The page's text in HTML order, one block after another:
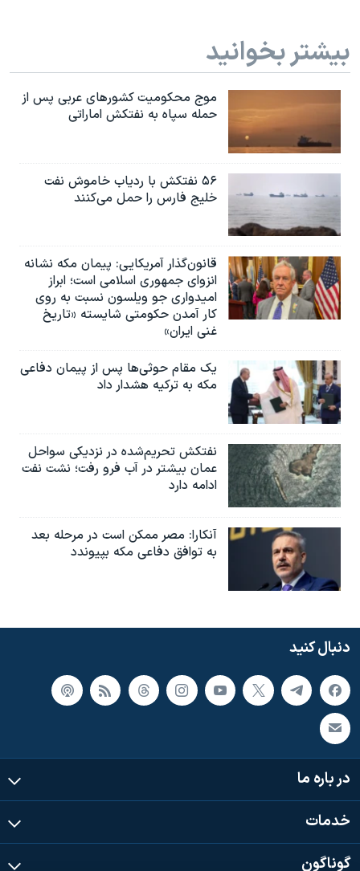
بیشتر بخوانید
موج محکومیت کشورهای عربی پس از
حمله سپاه به نفتکش اماراتی
۵۶ نفتکش با ردیاب خاموش نفت
خلیج فارس را حمل می‌کنند
قانون‌گذار آمریکایی: پیمان مکه نشانه
انزوای جمهوری اسلامی است؛ ابراز
امیدواری جو ویلسون نسبت به روی
کار آمدن حکومتی شایسته «تاریخ
غنی ایران»
یک مقام حوثی‌ها پس از پیمان دفاعی
مکه به ترکیه هشدار داد
نفتکش تحریم‌شده در نزدیکی سواحل
عمان بیشتر در آب فرو رفت؛ نشت نفت
ادامه دارد
آنکارا: مصر ممکن است در مرحله بعد
به توافق دفاعی مکه بپیوندد
دنبال کنید
در باره ما
خدمات
گوناگون